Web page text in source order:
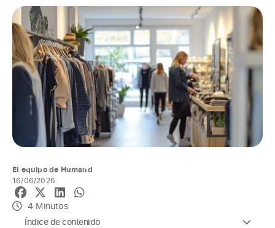
El equipo de Humand
16/06/2026
4 Minutos
Índice de contenido